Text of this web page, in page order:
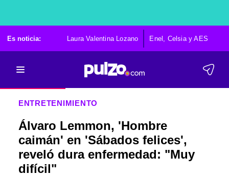
Es noticia: Laura Valentina Lozano Enel, Celsia y AES
ENTRETENIMIENTO
Álvaro Lemmon, 'Hombre
caimán' en 'Sábados felices',
reveló dura enfermedad: "Muy
difícil"